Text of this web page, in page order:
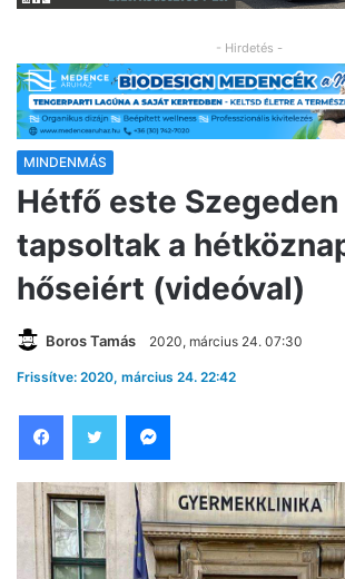
- Hirdetés -
MINDENMÁS
Hétfő este Szegeden
tapsoltak a
hőseiért (videóval)
Boros Tamás 2020, március 24. 07:30
Frissítve: 2020, március 24. 22:42